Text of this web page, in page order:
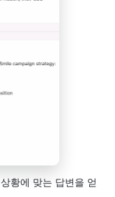
황에 맞는 답변을 얻